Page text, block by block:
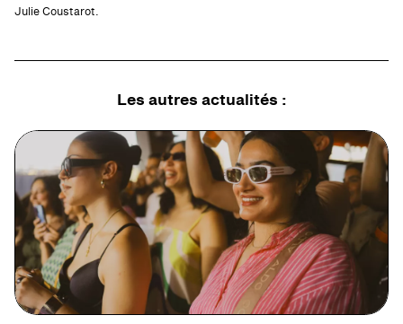
Julie Coustarot.
Les autresactualités :